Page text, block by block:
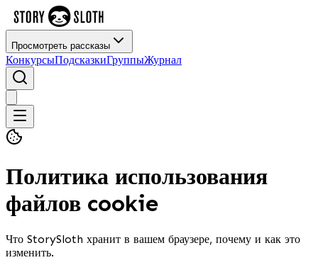
Просмотреть рассказы
КонкурсыПодсказкиГруппыЖурнал
Политика использования
файлов cookie
Что StorySloth хранит в вашем браузере, почему и как это
изменить.